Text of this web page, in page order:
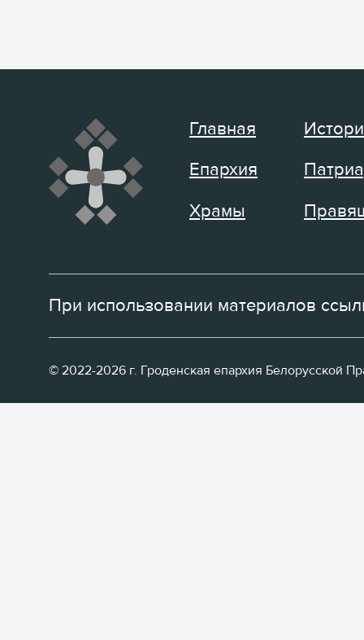
Главная
Епархия
Храмы
При использовании материалов
© 2022-2026 г. Гроденская епархия Белорусской